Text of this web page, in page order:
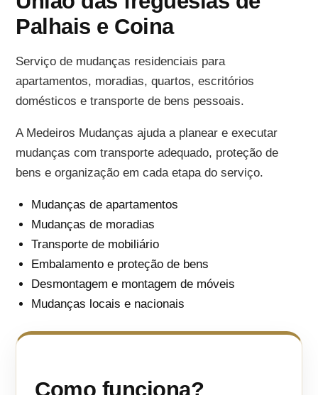
Palhais e Coina
Serviço de mudanças residenciais para
apartamentos, moradias, quartos, escritórios
domésticos e transporte de bens pessoais.
A Medeiros Mudanças ajuda a planear e executar
mudanças com transporte adequado, proteção de
bens e organização em cada etapa do serviço.
Mudanças de apartamentos
Mudanças de moradias
Transporte de mobiliário
Embalamento e proteção de bens
Desmontagem e montagem de móveis
Mudanças locais e nacionais
Como funciona?